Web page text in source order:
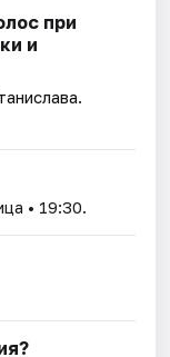
при
и
.
• 19:30.